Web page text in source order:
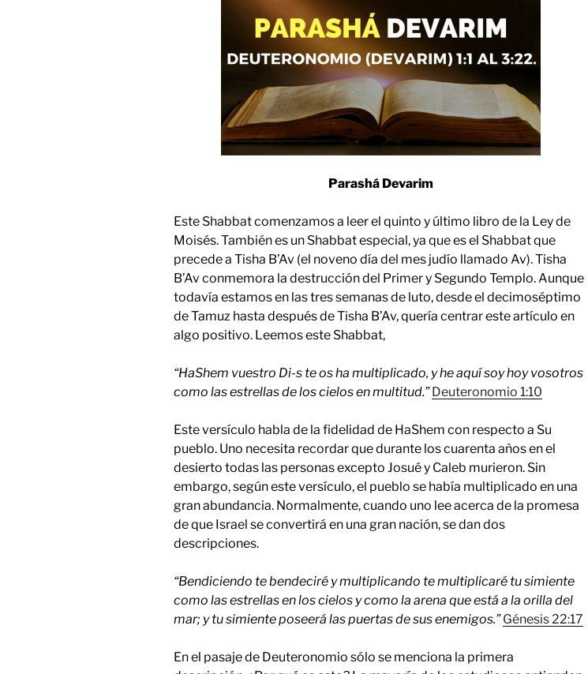
Parashá Devarim
Este Shabbat comenzamos a leer el quinto y último libro de la Ley de
Moisés. También es un Shabbat especial, ya que es el Shabbat que
precede a Tisha B’Av (el noveno día del mes judío llamado Av). Tisha
B’Av conmemora la destrucción del Primer y Segundo Templo. Aunque
todavía estamos en las tres semanas de luto, desde el decimoséptimo
de Tamuz hasta después de Tisha B’Av, quería centrar este artículo en
algo positivo. Leemos este Shabbat,
“HaShem vuestro Di-s te os ha multiplicado, y he aquí soy hoy vosotros
como las estrellas de los cielos en multitud.” Deuteronomio 1:10
Este versículo habla de la fidelidad de HaShem con respecto a Su
pueblo. Uno necesita recordar que durante los cuarenta años en el
desierto todas las personas excepto Josué y Caleb murieron. Sin
embargo, según este versículo, el pueblo se había multiplicado en una
gran abundancia. Normalmente, cuando uno lee acerca de la promesa
de que Israel se convertirá en una gran nación, se dan dos
descripciones.
“Bendiciendo te bendeciré y multiplicando te multiplicaré tu simiente
como las estrellas en los cielos y como la arena que está a la orilla del
mar; y tu simiente poseerá las puertas de sus enemigos.” Génesis 22:17
En el pasaje de Deuteronomio sólo se menciona la primera